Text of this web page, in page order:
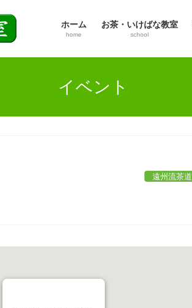
ホーム
home
お茶・いけばな教室
school
イベント
遠州流茶道